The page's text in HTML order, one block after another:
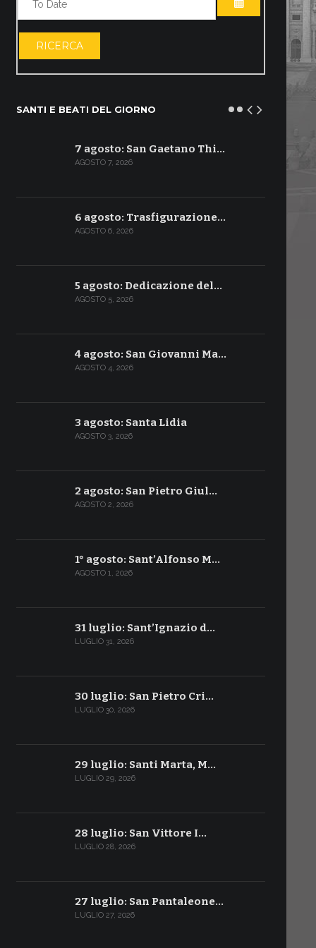
APRI IL
RICERCA
SANTI E BEATI DEL GIORNO
7 agosto: San Gaetano Thi…
AGOSTO 7, 2026
6 agosto: Trasfigurazione…
AGOSTO 6, 2026
5 agosto: Dedicazione del…
AGOSTO 5, 2026
4 agosto: San Giovanni Ma…
AGOSTO 4, 2026
3 agosto: Santa Lidia
AGOSTO 3, 2026
2 agosto: San Pietro Giul…
AGOSTO 2, 2026
1° agosto: Sant’Alfonso M…
AGOSTO 1, 2026
31 luglio: Sant’Ignazio d…
LUGLIO 31, 2026
30 luglio: San Pietro Cri…
LUGLIO 30, 2026
29 luglio: Santi Marta, M…
LUGLIO 29, 2026
28 luglio: San Vittore I…
LUGLIO 28, 2026
27 luglio: San Pantaleone…
LUGLIO 27, 2026